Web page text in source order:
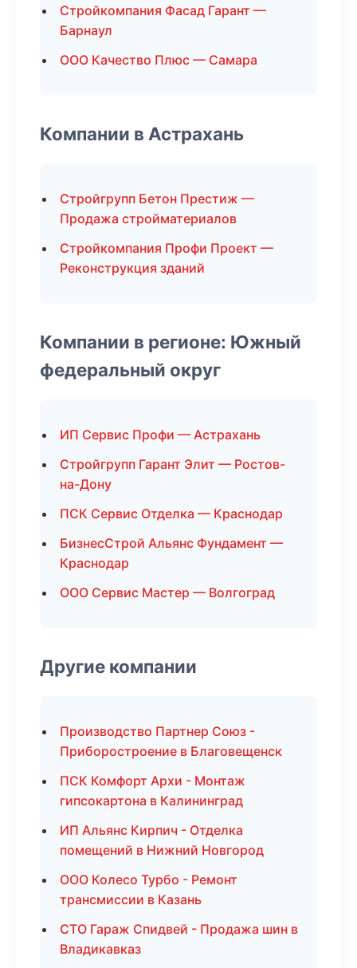
Стройкомпания Фасад Гарант —
Барнаул
ООО Качество Плюс — Самара
Компании в Астрахань
Стройгрупп Бетон Престиж —
Продажа стройматериалов
Стройкомпания Профи Проект —
Реконструкция зданий
Компании в регионе: Южный
федеральный округ
ИП Сервис Профи — Астрахань
Стройгрупп Гарант Элит — Ростов-
на-Дону
ПСК Сервис Отделка — Краснодар
БизнесСтрой Альянс Фундамент —
Краснодар
ООО Сервис Мастер — Волгоград
Другие компании
Производство Партнер Союз -
Приборостроение в Благовещенск
ПСК Комфорт Архи - Монтаж
гипсокартона в Калининград
ИП Альянс Кирпич - Отделка
помещений в Нижний Новгород
ООО Колесо Турбо - Ремонт
трансмиссии в Казань
СТО Гараж Спидвей - Продажа шин в
Владикавказ